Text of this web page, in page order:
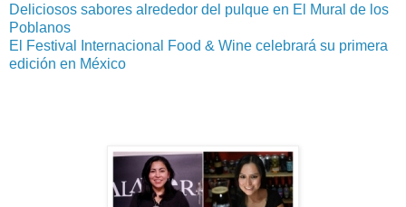
Deliciosos sabores alrededor del pulque en El Mural de los
Poblanos
El Festival Internacional Food & Wine celebrará su primera
edición en México